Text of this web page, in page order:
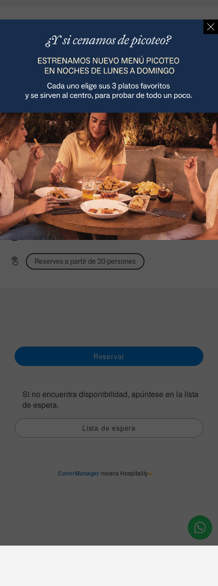
restaurant Saona Benicàssim, ubicat en primera línia de
costa i envoltat dels Jardins del Torreó, a pocs metres de
l'amfiteatre Pepe Falomir.
Descobreix la nostra gran terrassa exterior, condicionada
amb totes les comoditats perquè puguis venir a gaudir de
l'experiència més mediterrània.
Com arribar >
Avinguda Ferrandis Salvador, 8. 12560 (Benicàssim)
Migdia dilluns a dijous: 13:00 a 16:30
Mediodía sábados, domingos y festivos: 13:00 a 17:00
Nit diumenge a dimecres: 20:00 a 23:30
Noche viernes, sábado y vísperas: 20:00 a 0:00
Terrassa exterior
Terrassa coberta
Mascotes en terrassa exterior
Reserves a partir de 20 persones